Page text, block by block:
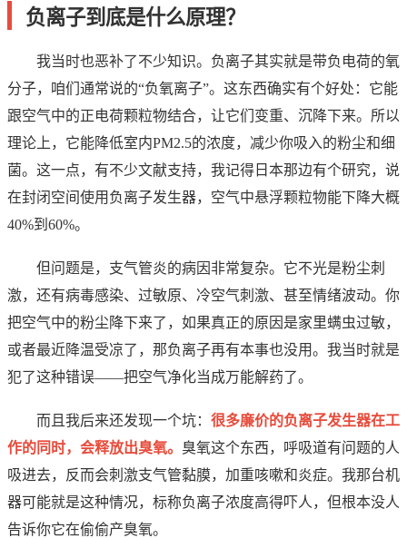
负离子到底是什么原理？
我当时也恶补了不少知识。负离子其实就是带负电荷的氧
分子，咱们通常说的“负氧离子”。这东西确实有个好处：它能
跟空气中的正电荷颗粒物结合，让它们变重、沉降下来。所以
理论上，它能降低室内PM2.5的浓度，减少你吸入的粉尘和细
菌。这一点，有不少文献支持，我记得日本那边有个研究，说
在封闭空间使用负离子发生器，空气中悬浮颗粒物能下降大概
40%到60%。
但问题是，支气管炎的病因非常复杂。它不光是粉尘刺
激，还有病毒感染、过敏原、冷空气刺激、甚至情绪波动。你
把空气中的粉尘降下来了，如果真正的原因是家里螨虫过敏，
或者最近降温受凉了，那负离子再有本事也没用。我当时就是
犯了这种错误——把空气净化当成万能解药了。
而且我后来还发现一个坑： 很多廉价的负离子发生器在工
作的同时，会释放出臭氧。 臭氧这个东西，呼吸道有问题的人
吸进去，反而会刺激支气管黏膜，加重咳嗽和炎症。我那台机
器可能就是这种情况，标称负离子浓度高得吓人，但根本没人
告诉你它在偷偷产臭氧。